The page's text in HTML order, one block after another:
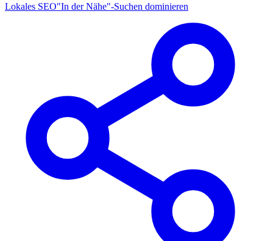
Lokales SEO"In der Nähe"-Suchen dominieren